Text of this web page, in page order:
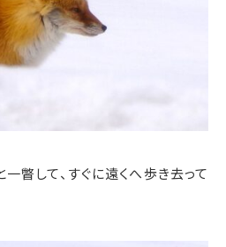
一瞥して、すぐに遠くへ歩き去って